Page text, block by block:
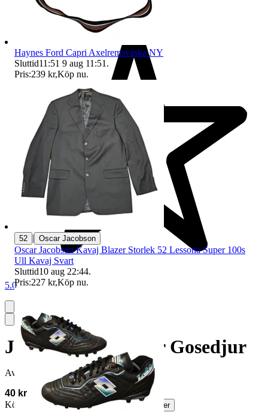
5.0
John Deere Traktor Gosedjur
Avslutad
20 maj 20:43
40 kr
Köparskydd är valfritt hos företag.
Läs mer
Haynes Ford Capri Axelremsväska NY
Sluttid11:51 9 aug 11:51 .
Pris:239 kr,Köp nu.
52 | Oscar Jacobson
Oscar Jacobson Kavaj Blazer Storlek 52 Lessona Super 100s
Ull Kavaj Svart
Sluttid10 aug 22:44.
Pris:227 kr,Köp nu.